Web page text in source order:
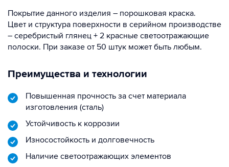
Покрытие данного изделия – порошковая краска.
Цвет и структура поверхности в серийном производстве
– серебристый глянец + 2 красные светоотражающие
полоски. При заказе от 50 штук может быть любым.
Преимущества и технологии
Повышенная прочность за счет материала
изготовления (сталь)
Устойчивость к коррозии
Износостойкость и долговечность
Наличие светоотражающих элементов